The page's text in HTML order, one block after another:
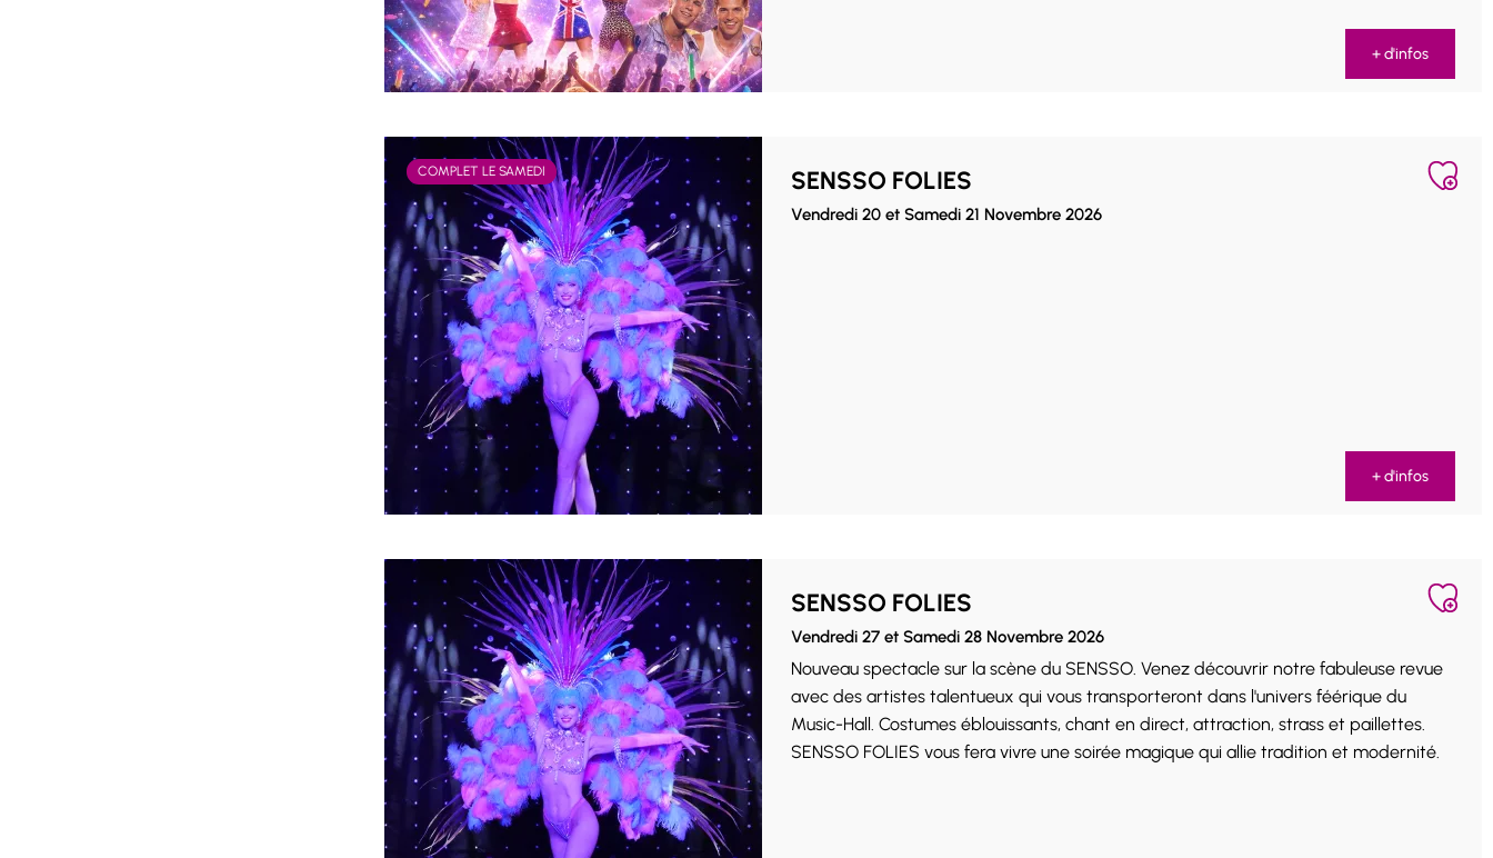
+ d'infos
SENSSO FOLIES
Vendredi 20 et Samedi 21 Novembre 2026
COMPLET LE SAMEDI
+ d'infos
SENSSO FOLIES
Vendredi 27 et Samedi 28 Novembre 2026
Nouveau spectacle sur la scène du SENSSO. Venez découvrir notre fabuleuse revue
avec des artistes talentueux qui vous transporteront dans l'univers féérique du
Music-Hall. Costumes éblouissants, chant en direct, attraction, strass et paillettes.
SENSSO FOLIES vous fera vivre une soirée magique qui allie tradition et modernité.